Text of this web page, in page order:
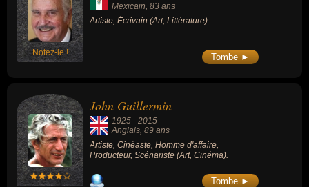
Notez-le !
Mexicain, 83 ans
Artiste, Écrivain (Art, Littérature).
Tombe ►
John Guillermin
1925 - 2015
Anglais, 89 ans
Artiste, Cinéaste, Homme d'affaire,
Producteur, Scénariste (Art, Cinéma).
Tombe ►